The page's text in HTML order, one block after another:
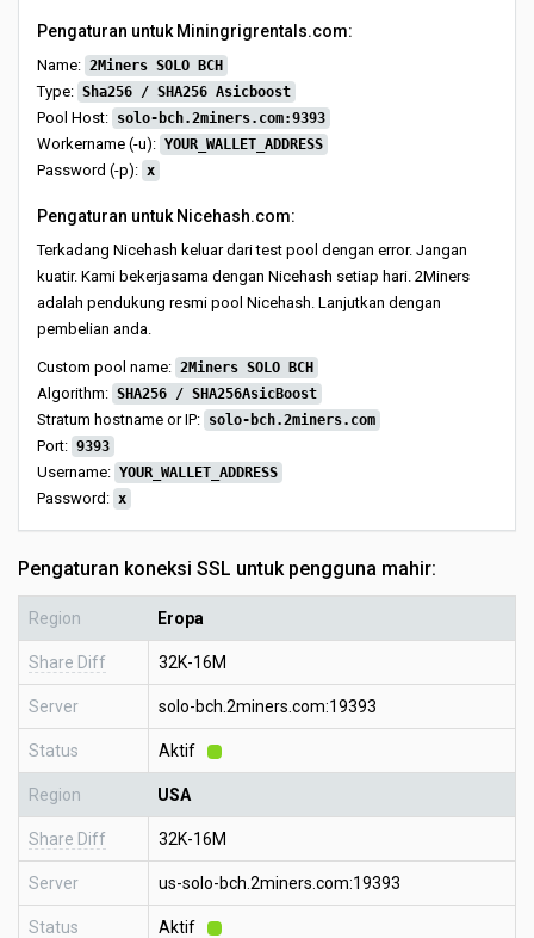
Pengaturan untuk Miningrigrentals.com:
Name: 2Miners SOLO BCH
Type: Sha256 / SHA256 Asicboost
Pool Host: solo-bch.2miners.com:9393
Workername (-u): YOUR_WALLET_ADDRESS
Password (-p): x
Pengaturan untuk Nicehash.com:
Terkadang Nicehash keluar dari test pool dengan error. Jangan
kuatir. Kami bekerjasama dengan Nicehash setiap hari. 2Miners
adalah pendukung resmi pool Nicehash. Lanjutkan dengan
pembelian anda.
Custom pool name: 2Miners SOLO BCH
Algorithm: SHA256 / SHA256AsicBoost
Stratum hostname or IP: solo-bch.2miners.com
Port: 9393
Username: YOUR_WALLET_ADDRESS
Password: x
Pengaturan koneksi SSL untuk pengguna mahir:
Region Eropa
Share Diff 32K-16M
Server solo-bch.2miners.com:19393
Status Aktif
Region USA
Share Diff 32K-16M
Server us-solo-bch.2miners.com:19393
Status Aktif